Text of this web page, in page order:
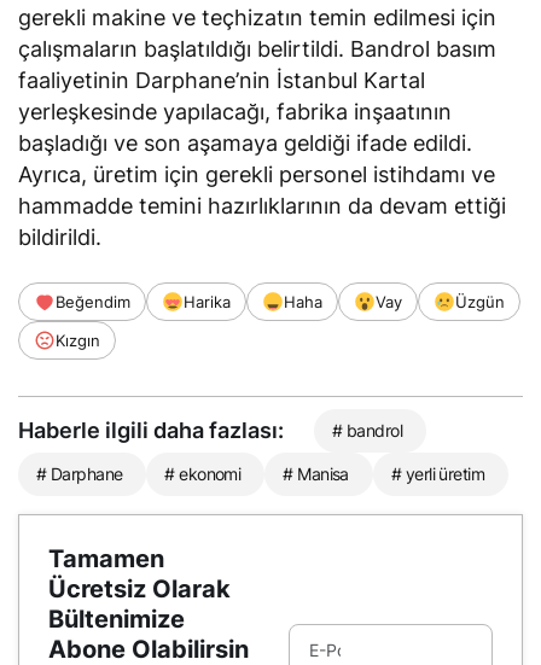
gerekli makine ve teçhizatın temin edilmesi için
çalışmaların başlatıldığı belirtildi. Bandrol basım
faaliyetinin Darphane’nin İstanbul Kartal
yerleşkesinde yapılacağı, fabrika inşaatının
başladığı ve son aşamaya geldiği ifade edildi.
Ayrıca, üretim için gerekli personel istihdamı ve
hammadde temini hazırlıklarının da devam ettiği
bildirildi.
Beğendim Harika Haha Vay
Üzgün
Kızgın
Haberle ilgili daha fazlası: # bandrol
# Darphane # ekonomi # Manisa # yerli üretim
Tamamen
Ücretsiz Olarak
Bültenimize
Abone Olabilirsin